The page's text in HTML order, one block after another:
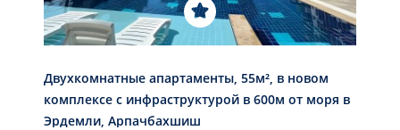
Двухкомнатные апартаменты, 55м², в новом
комплексе с инфраструктурой в 600м от моря в
Эрдемли, Арпачбахшиш